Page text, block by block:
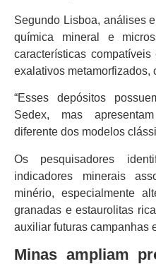
Segundo Lisboa, análises
química mineral e
características
exalativos metamorfizados,
“Esses depósitos
Sedex, mas
diferente dos modelos
Os pesquisadores
indicadores minerais
minério, especialmente
granadas e estaurolitas
auxiliar futuras campanhas
Minas ampliam